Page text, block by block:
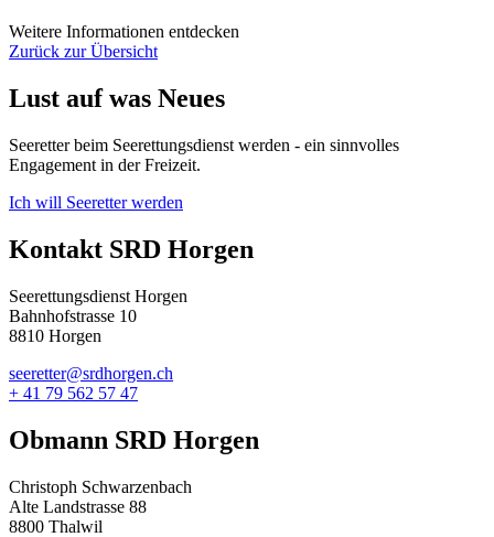
Weitere Informationen entdecken
Zurück zur Übersicht
Lust auf was Neues
Seeretter beim Seerettungsdienst werden - ein sinnvolles
Engagement in der Freizeit.
Ich will Seeretter werden
Kontakt SRD Horgen
Seerettungsdienst Horgen
Bahnhofstrasse 10
8810 Horgen
seeretter@srdhorgen.ch
+ 41 79 562 57 47
Obmann SRD Horgen
Christoph Schwarzenbach
Alte Landstrasse 88
8800 Thalwil